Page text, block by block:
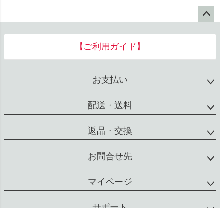
ジト
お支払い
配送・送料
返品・交換
お問合せ先
マイページ
サポート
会社概要